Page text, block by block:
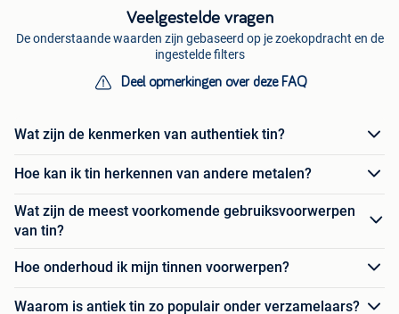
Veelgestelde vragen
De onderstaande waarden zijn gebaseerd op je zoekopdracht en de
ingestelde filters
Deel opmerkingen over deze FAQ
Wat zijn de kenmerken van authentiek tin?
Hoe kan ik tin herkennen van andere metalen?
Wat zijn de meest voorkomende gebruiksvoorwerpen
van tin?
Hoe onderhoud ik mijn tinnen voorwerpen?
Waarom is antiek tin zo populair onder verzamelaars?